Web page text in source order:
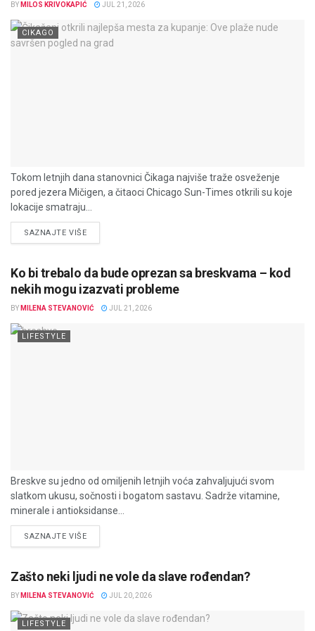
BY MILOS KRIVOKAPIĆ JUL 21, 2026
CIKAGO
Tokom letnjih dana stanovnici Čikaga najviše traže osveženje
pored jezera Mičigen, a čitaoci Chicago Sun-Times otkrili su koje
lokacije smatraju...
SAZNAJTE VIŠEDETAILS
Ko bi trebalo da bude oprezan sa breskvama – kod
nekih mogu izazvati probleme
BY MILENA STEVANOVIĆ JUL 21, 2026
LIFESTYLE
Breskve su jedno od omiljenih letnjih voća zahvaljujući svom
slatkom ukusu, sočnosti i bogatom sastavu. Sadrže vitamine,
minerale i antioksidanse...
SAZNAJTE VIŠEDETAILS
Zašto neki ljudi ne vole da slave rođendan?
BY MILENA STEVANOVIĆ JUL 20, 2026
LIFESTYLE